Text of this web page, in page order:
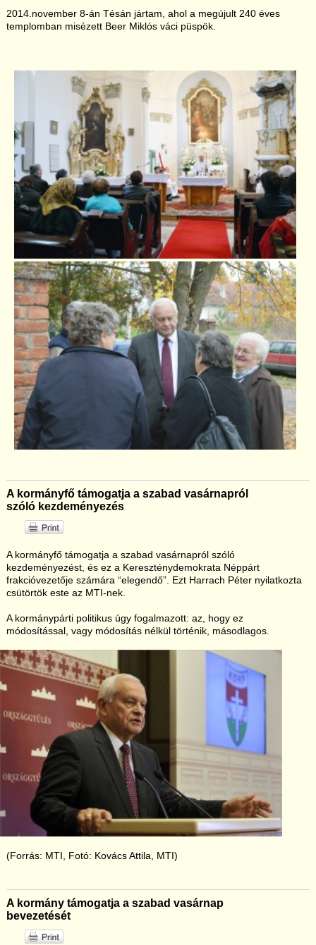
2014.november 8-án Tésán jártam, ahol a megújult 240 éves
templomban misézett Beer Miklós váci püspök.
A kormányfő támogatja a szabad vasárnapról
szóló kezdeményezés
A kormányfő támogatja a szabad vasárnapról szóló
kezdeményezést, és ez a Kereszténydemokrata Néppárt
frakcióvezetője számára “elegendő”. Ezt Harrach Péter nyilatkozta
csütörtök este az MTI-nek.
A kormánypárti politikus úgy fogalmazott: az, hogy ez
módosítással, vagy módosítás nélkül történik, másodlagos.
(Forrás: MTI, Fotó: Kovács Attila, MTI)
A kormány támogatja a szabad vasárnap
bevezetését